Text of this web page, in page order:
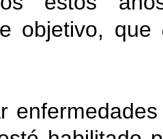
objetivo, que